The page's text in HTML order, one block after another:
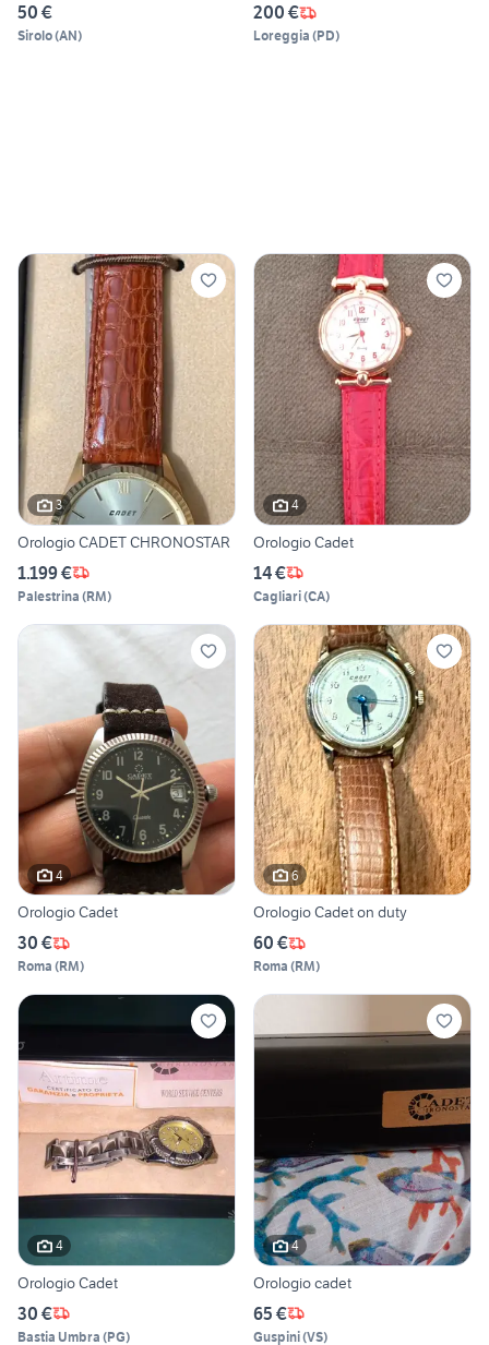
50 €
Sirolo(AN)
200 €
Loreggia (PD)
3
Orologio CADET CHRONOSTAR
1.199 €
Palestrina (RM)
4
Orologio Cadet
14 €
Cagliari(CA)
4
Orologio Cadet
30 €
Roma (RM)
6
Orologio Cadet on duty
60 €
Roma (RM)
4
Orologio Cadet
30 €
Bastia Umbra (PG)
4
Orologio cadet
65 €
Guspini(VS)